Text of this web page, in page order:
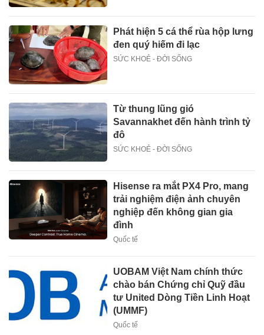
Phát hiện 5 cá thể rùa hộp lưng
đen quý hiếm đi lạc
SỨC KHOẺ - ĐỜI SỐNG
Từ thung lũng gió
Savannakhet đến hành trình tỷ
đô
SỨC KHOẺ - ĐỜI SỐNG
Hisense ra mắt PX4 Pro, mang
trải nghiệm điện ảnh chuyên
nghiệp đến không gian gia
đình
Quốc tế
UOBAM Việt Nam chính thức
chào bán Chứng chỉ Quỹ đầu
tư United Dòng Tiền Linh Hoạt
(UMMF)
Quốc tế